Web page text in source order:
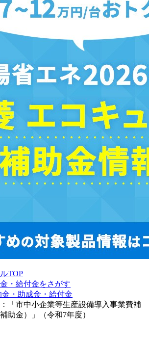
TOP
・給付金をさがす
・助成金・給付金
「市中小企業等生産設備導入事業費補
助金）」（令和7年度）